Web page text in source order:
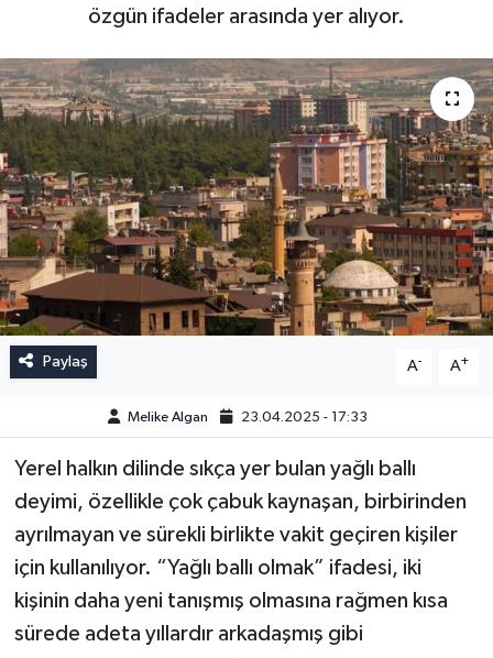
özgün ifadeler arasında yer alıyor.
Paylaş A- A+
Melike Algan 23.04.2025 - 17:33
Yerel halkın dilinde sıkça yer bulan yağlı ballı
deyimi, özellikle çok çabuk kaynaşan, birbirinden
ayrılmayan ve sürekli birlikte vakit geçiren kişiler
için kullanılıyor. “Yağlı ballı olmak” ifadesi, iki
kişinin daha yeni tanışmış olmasına rağmen kısa
sürede adeta yıllardır arkadaşmış gibi